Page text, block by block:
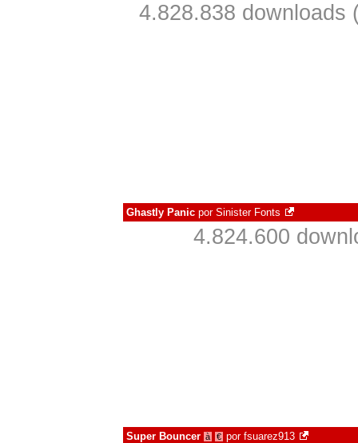
4.828.838 downloads
Ghastly Panic por Sinister Fonts
4.824.600
Super Bouncer à € por fsuarez913